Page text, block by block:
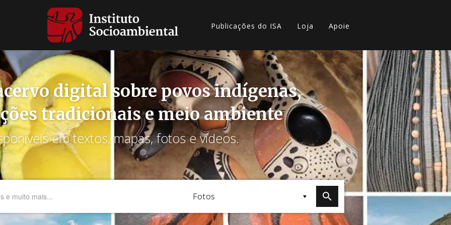
Publicações do ISA Loja Apoie
digital sobre povos indígenas,
tradicionais e meio ambiente
em textos, mapas, fotos e vídeos.
Fotos